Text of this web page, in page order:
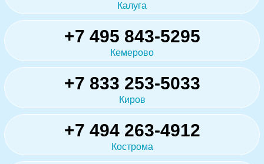
Калуга
+7 495 843-5295
Кемерово
+7 833 253-5033
Киров
+7 494 263-4912
Кострома